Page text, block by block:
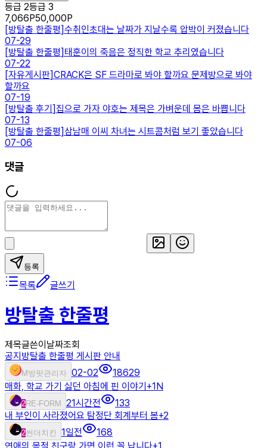
등급 2등급 3
7,066P50,000P
[방탈출 한줄평]수취인초대는 날짜가 지날수록 압박이 커졌습니다
07-29
[방탈출 한줄평] 태훈이의 죽음은 정직한 학교 추리였습니다
07-22
[자유게시판]CRACK은 SF 드라마로 봐야 할까요 문제방으로 봐야
할까요
07-19
[방탈출 후기]집으로 가자 야호는 제목은 가벼운데 몸은 바쁩니다
07-13
[방탈출 한줄평] 삼남매 이씨 차녀는 시트콤처럼 보기 좋았습니다
07-06
댓글
등록
목록 글쓰기
방탈출 한줄평
제목글쓴이 날짜조회
공지 방탈출 한줄평 게시판 안내
M 방팟관리자 02-02
18629
매화, 학교 가기 싫던 아침에 핀 이야기 +1 N
2RE-FORM 21시간전
133
내 부인이 사라졌어요 탐정단 회계부터 봄+2
2썬더치킨 1일전
168